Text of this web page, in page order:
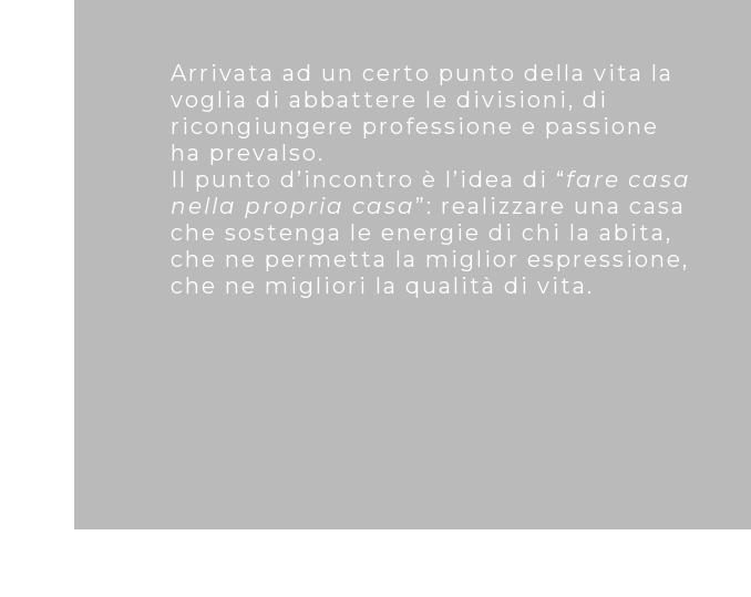
Arrivata ad un certo punto della vita la
voglia di abbattere le divisioni, di
ricongiungere professione e passione
ha prevalso.
Il punto d’incontro è l’idea di “fare casa
nella propria casa”: realizzare una casa
che sostenga le energie di chi la abita,
che ne permetta la miglior espressione,
che ne migliori la qualità di vita.